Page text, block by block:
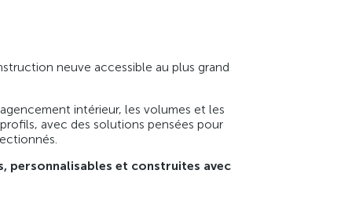
neuve accessible au plus grand
intérieur, les volumes et les
avec des solutions pensées pour
personnalisables et construites avec